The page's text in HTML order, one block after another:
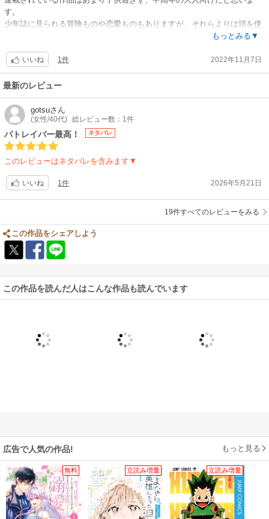
本当に、すぐそこに、きっといるのだ。
そう、いつか、
人生を懸けてーーー
(405話「青き葦たちへ」より)
小林有吾先生、たくさんの素晴らしい歓びと感動をありがとうございまし
た！感謝と感激を込めて！
す。
少年誌に見られる冒険ものや恋愛ものもありますが、それらよりは頭を使
って読むものだったり、よりリアリティのある作品が多いです。もっとみる▼
いいね 1件 2022年11月7日
最新のレビュー
gotsuさん
(女性/40代) 総レビュー数：1件
パトレイバー最高！ ネタバレ
このレビューはネタバレを含みます▼
いいね 1件 2026年5月21日
19件すべてのレビューをみる
この作品をシェアしよう
この作品を読んだ人はこんな作品も読んでいます
広告で人気の作品! もっと見る
無料 立読み増量 立読み増量